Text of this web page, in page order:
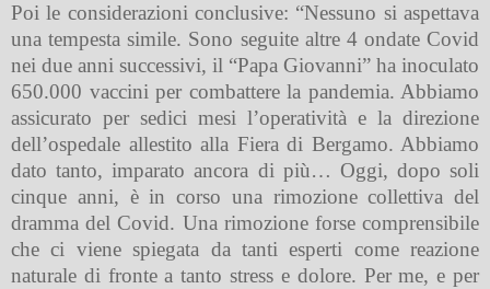
Poi le considerazioni conclusive: “Nessuno si aspettava
una tempesta simile. Sono seguite altre 4 ondate Covid
nei due anni successivi, il “Papa Giovanni” ha inoculato
650.000 vaccini per combattere la pandemia. Abbiamo
assicurato per sedici mesi l’operatività e la direzione
dell’ospedale allestito alla Fiera di Bergamo. Abbiamo
dato tanto, imparato ancora di più… Oggi, dopo soli
cinque anni, è in corso una rimozione collettiva del
dramma del Covid. Una rimozione forse comprensibile
che ci viene spiegata da tanti esperti come reazione
naturale di fronte a tanto stress e dolore. Per me, e per